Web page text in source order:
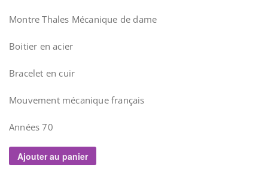
Montre Thales Mécanique de dame
Boitier en acier
Bracelet en cuir
Mouvement mécanique français
Années 70
Ajouter au panier